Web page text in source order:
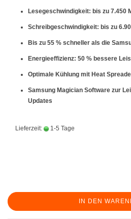
Lesegeschwindigkeit: bis zu 7.450
Schreibgeschwindigkeit: bis zu
Bis zu 55 % schneller als die
Energieeffizienz: 50 % bessere
Optimale Kühlung mit Heat
Samsung Magician Software zur
Updates
Lieferzeit: 1-5 Tage
IN DEN